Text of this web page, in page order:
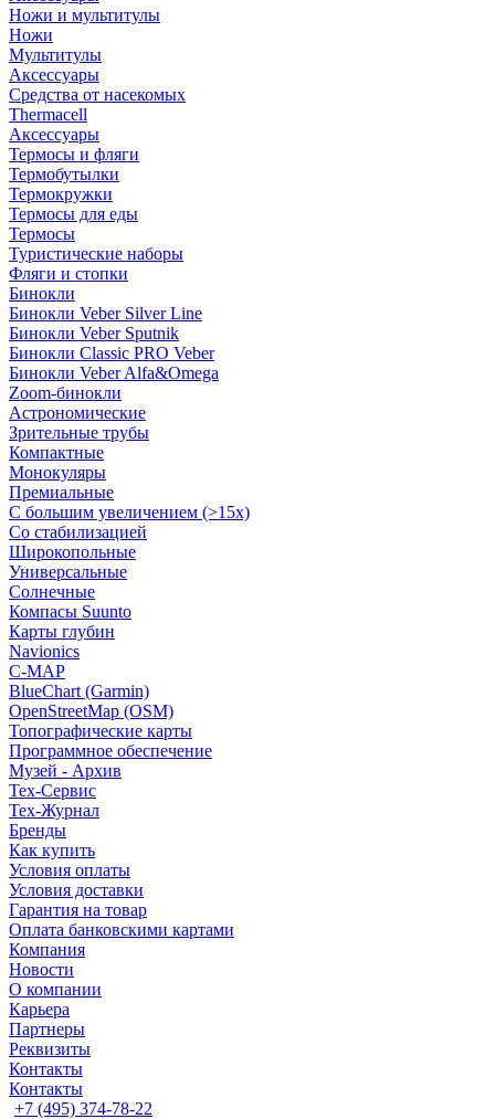
Ножи и мультитулы
Ножи
Мультитулы
Аксессуары
Средства от насекомых
Thermacell
Аксессуары
Термосы и фляги
Термобутылки
Термокружки
Термосы для еды
Термосы
Туристические наборы
Фляги и стопки
Бинокли
Бинокли Veber Silver Line
Бинокли Veber Sputnik
Бинокли Classic PRO Veber
Бинокли Veber Alfa&Omega
Zoom-бинокли
Астрономические
Зрительные трубы
Компактные
Монокуляры
Премиальные
С большим увеличением (>15x)
Со стабилизацией
Широкопольные
Универсальные
Солнечные
Компасы Suunto
Карты глубин
Navionics
C-MAP
BlueChart (Garmin)
OpenStreetMap (OSM)
Топографические карты
Программное обеспечение
Музей - Архив
Tex-Сервис
Тех-Журнал
Бренды
Как купить
Условия оплаты
Условия доставки
Гарантия на товар
Оплата банковскими картами
Компания
Новости
О компании
Карьера
Партнеры
Реквизиты
Контакты
Контакты
+7 (495) 374-78-22